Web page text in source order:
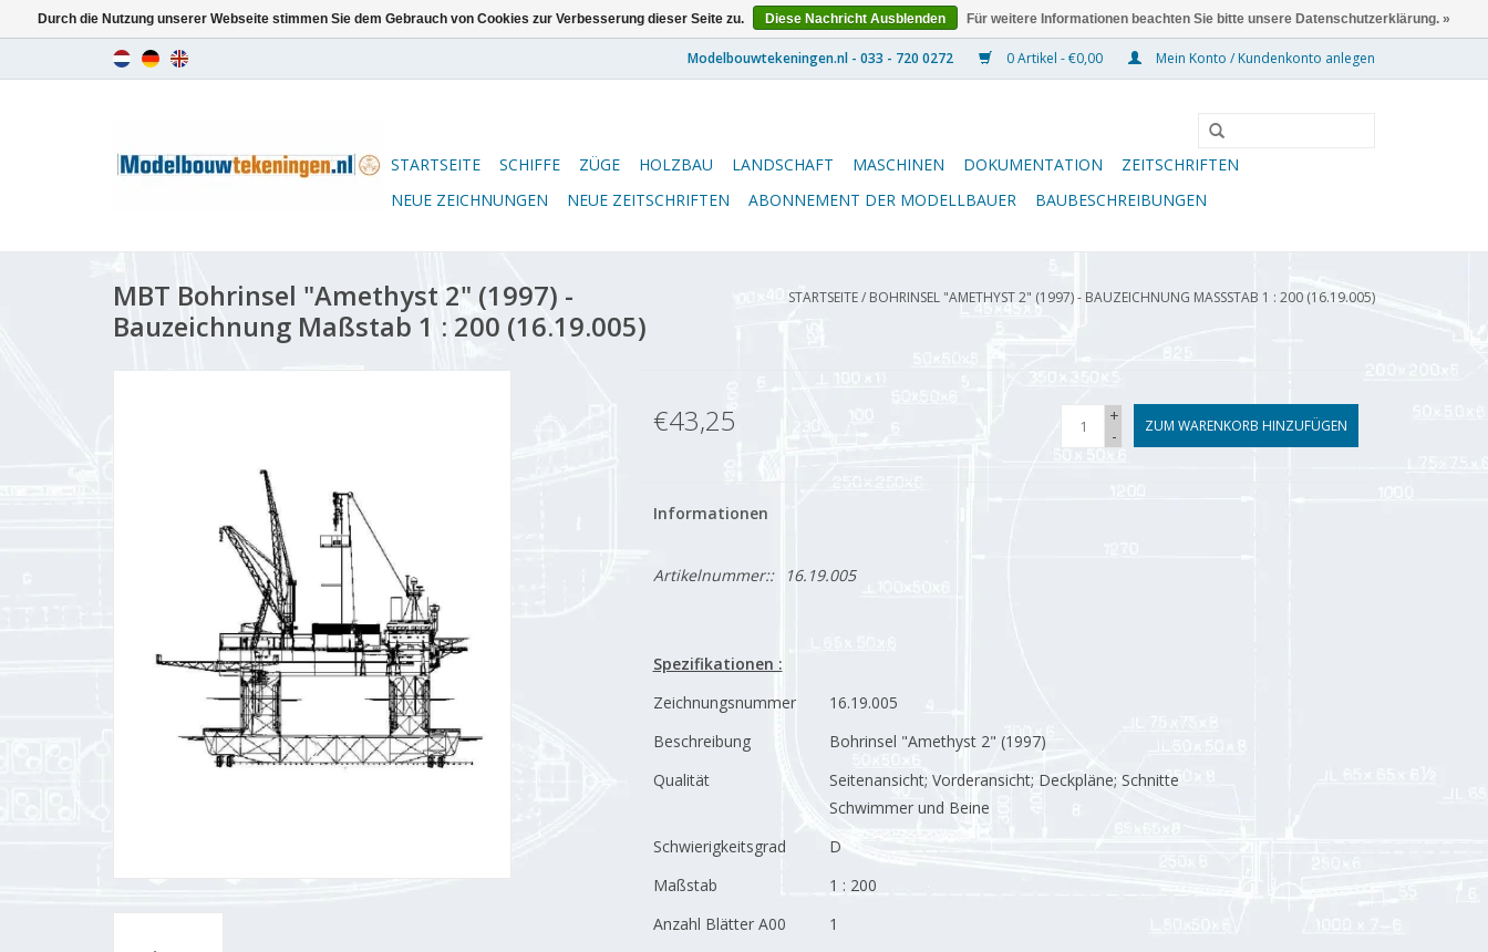
0 Artikel - €0,00 Mein Konto / Kundenkonto anlegen
STARTSEITE SCHIFFE ZÜGE HOLZBAU LANDSCHAFT MASCHINEN DOKUMENTATION
ZEITSCHRIFTEN
NEUE ZEICHNUNGEN
NEUE ZEITSCHRIFTEN ABONNEMENT DER MODELLBAUER BAUBESCHREIBUNGEN
MBT Bohrinsel "Amethyst 2" (1997) -
Bauzeichnung Maßstab 1 : 200 (16.19.005)
STARTSEITE/ BOHRINSEL "AMETHYST 2" (1997) - BAUZEICHNUNG MASSSTAB 1 : 200 (16.19.005)
€43,25
+
-
ZUM WARENKORB HINZUFÜGEN
Informationen
Artikelnummer:: 16.19.005
Spezifikationen :
Zeichnungsnummer
16.19.005
Beschreibung
Bohrinsel "Amethyst 2" (1997)
Qualität
Seitenansicht; Vorderansicht; Deckpläne; Schnitte
Schwimmer und Beine
Schwierigkeitsgrad
D
Maßstab
1 : 200
Anzahl Blätter A00
1
Durch die Nutzung unserer Webseite stimmen Sie dem Gebrauch von Cookies zur Verbesserung dieser Seite zu. Diese Nachricht Ausblenden Für weitere Informationen beachten Sie bitte unsere Datenschutzerklärung. »